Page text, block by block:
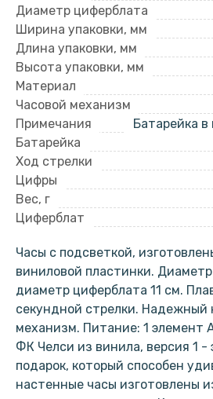
Диаметр циферблата
Ширина упаковки, мм
Длина упаковки, мм
Высота упаковки, мм
Материал
Часовой механизм
Примечания
Батарейка
Батарейка
Ход стрелки
Цифры
Вес, г
Циферблат
Часы с подсветкой,
виниловой пластинки.
диаметр циферблата 11 см.
секундной стрелки. Надежный
механизм. Питание: 1 элемент
ФК Челси из винила, версия 1 -
подарок, который способен
настенные часы изготовлены